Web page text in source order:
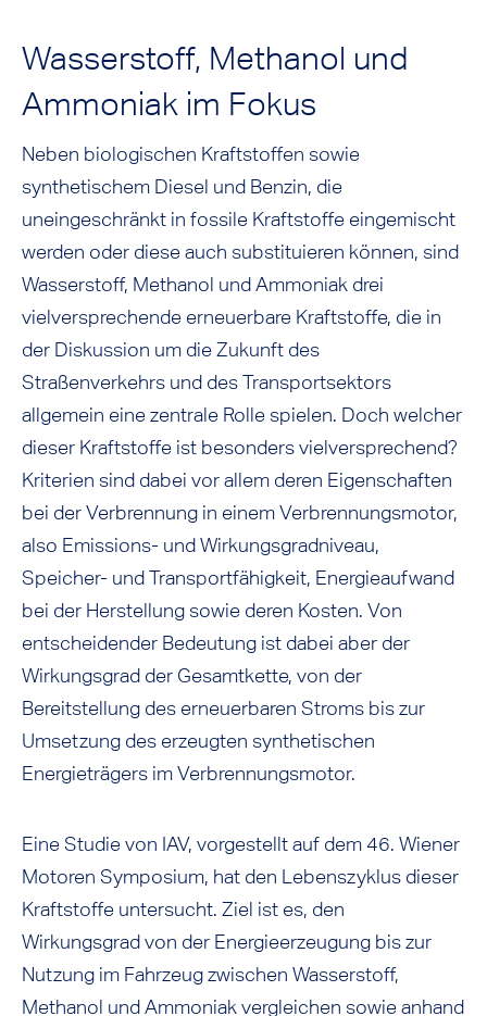
Wasserstoff, Methanol und
Ammoniak im Fokus
Neben biologischen Kraftstoffen sowie
synthetischem Diesel und Benzin, die
uneingeschränkt in fossile Kraftstoffe eingemischt
werden oder diese auch substituieren können, sind
Wasserstoff, Methanol und Ammoniak drei
vielversprechende erneuerbare Kraftstoffe, die in
der Diskussion um die Zukunft des
Straßenverkehrs und des Transportsektors
allgemein eine zentrale Rolle spielen. Doch welcher
dieser Kraftstoffe ist besonders vielversprechend?
Kriterien sind dabei vor allem deren Eigenschaften
bei der Verbrennung in einem Verbrennungsmotor,
also Emissions- und Wirkungsgradniveau,
Speicher- und Transportfähigkeit, Energieaufwand
bei der Herstellung sowie deren Kosten. Von
entscheidender Bedeutung ist dabei aber der
Wirkungsgrad der Gesamtkette, von der
Bereitstellung des erneuerbaren Stroms bis zur
Umsetzung des erzeugten synthetischen
Energieträgers im Verbrennungsmotor.
Eine Studie von IAV, vorgestellt auf dem 46. Wiener
Motoren Symposium, hat den Lebenszyklus dieser
Kraftstoffe untersucht. Ziel ist es, den
Wirkungsgrad von der Energieerzeugung bis zur
Nutzung im Fahrzeug zwischen Wasserstoff,
Methanol und Ammoniak vergleichen sowie anhand